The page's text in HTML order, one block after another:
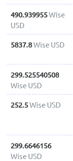
490.939955Wise
USD
5837.8Wise USD
299.525540508
Wise USD
252.5Wise USD
299.6646156
Wise USD